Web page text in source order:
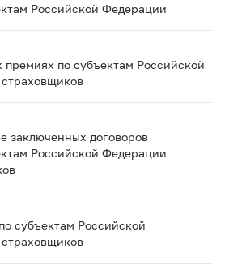
Российской Федерации
премиях по субъектам Российской
заключенных договоров
Российской Федерации
субъектам Российской